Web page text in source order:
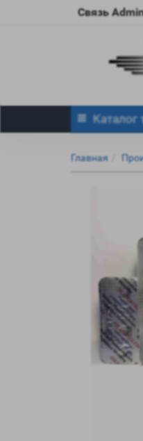
Связь
Каталог
Главная